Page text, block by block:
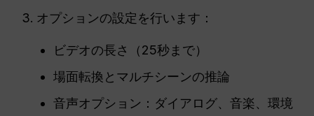
オプションの設定を行います：
ビデオの長さ（25秒まで）
場面転換とマルチシーンの推論
音声オプション：ダイアログ、音楽、環境